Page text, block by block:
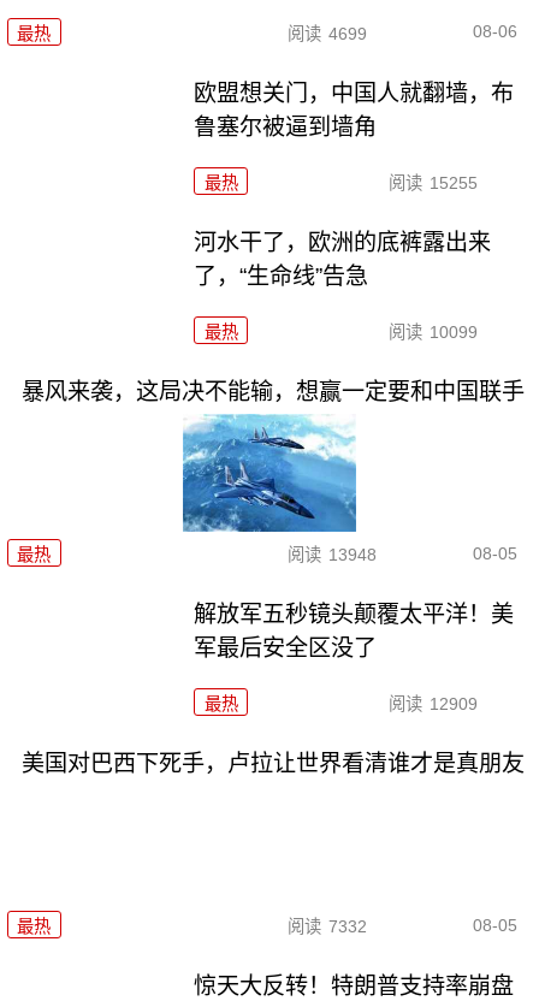
最热 阅读 4699 08-06
欧盟想关门，中国人就翻墙，布
鲁塞尔被逼到墙角
最热 阅读 15255
河水干了，欧洲的底裤露出来
了，“生命线”告急
最热 阅读 10099
暴风来袭，这局决不能输，想赢一定要和中国联手
最热 阅读 13948 08-05
解放军五秒镜头颠覆太平洋！美
军最后安全区没了
最热 阅读 12909
美国对巴西下死手，卢拉让世界看清谁才是真朋友
最热 阅读 7332 08-05
惊天大反转！特朗普支持率崩盘